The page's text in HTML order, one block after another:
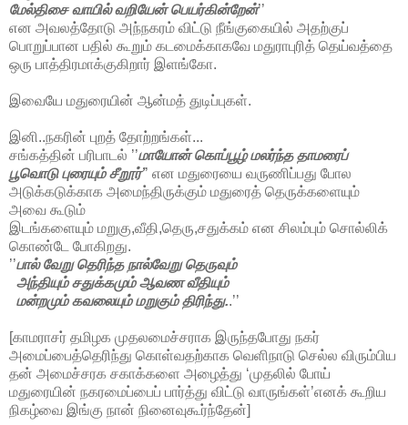
மேல்திசை வாயில் வறியேன் பெயர்கின்றேன்’’
என அவலத்தோடு அந்நகரம் விட்டு நீங்குகையில் அதற்குப்
பொறுப்பான பதில் கூறும் கடமைக்காகவே மதுராபுரித் தெய்வத்தை
ஒரு பாத்திரமாக்குகிறார் இளங்கோ.
இவையே மதுரையின் ஆன்மத் துடிப்புகள்.
இனி..நகரின் புறத் தோற்றங்கள்...
சங்கத்தின் பரிபாடல் ’’மாயோன் கொப்பூழ் மலர்ந்த தாமரைப்
பூவொடு புரையும் சீறூர்’’ என மதுரையை வருணிப்பது போல
அடுக்கடுக்காக அமைந்திருக்கும் மதுரைத் தெருக்களையும்
அவை கூடும்
இடங்களையும் மறுகு,வீதி,தெரு,சதுக்கம் என சிலம்பும் சொல்லிக்
கொண்டே போகிறது.
’’பால் வேறு தெரிந்த நால்வேறு தெருவும்
அந்தியும் சதுக்கமும் ஆவண வீதியும்
மன்றமும் கவலையும் மறுகும் திரிந்து..’’
[காமராசர் தமிழக முதலமைச்சராக இருந்தபோது நகர்
அமைப்பைத்தெரிந்து கொள்வதற்காக வெளிநாடு செல்ல விரும்பிய
தன் அமைச்சரக சகாக்களை அழைத்து ‘முதலில் போய்
மதுரையின் நகரமைப்பைப் பார்த்து விட்டு வாருங்கள்’எனக் கூறிய
நிகழ்வை இங்கு நான் நினைவுகூர்ந்தேன்]